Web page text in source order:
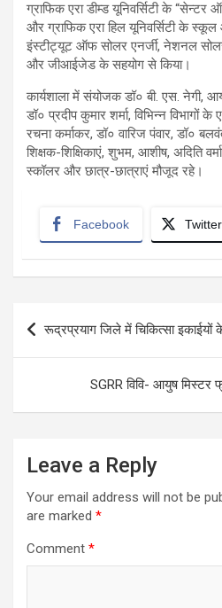
ग्राफिक एरा डीम्ड यूनिवर्सिटी के “सेन्टर
और ग्राफिक एरा हिल यूनिवर्सिटी के
इंस्टीट्यूट ऑफ सोलर एनर्जी, नेशनल
और जीआईजेड के सहयोग से किया।
कार्यशाला में संयोजक डॉ० बी. एस. नेगी,
डॉ० प्रदीप कुमार शर्मा, विभिन्न
रचना कर्माकर, डॉ० वारिज पंवार, डॉ०
शिक्षक-शिक्षिकाएं, शुभम, आशीष, अदिति
स्कॉलर और छात्र-छात्राएं मौजूद रहे।
Facebook Twitter
Post
navigation
रूद्रप्रयाग जिले में चिकित्सा इकाईयों
SGRR विवि- आयुष मिस्टर
Leave a Reply
Your email address will not be
are marked *
Comment *